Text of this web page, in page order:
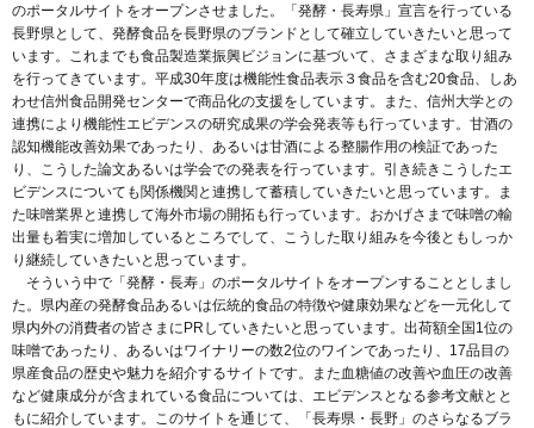
のポータルサイトをオープンさせました。「発酵・長寿県」宣言を行っている
長野県として、発酵食品を長野県のブランドとして確立していきたいと思って
います。これまでも食品製造業振興ビジョンに基づいて、さまざまな取り組み
を行ってきています。平成30年度は機能性食品表示３食品を含む20食品、しあ
わせ信州食品開発センターで商品化の支援をしています。また、信州大学との
連携により機能性エビデンスの研究成果の学会発表等も行っています。甘酒の
認知機能改善効果であったり、あるいは甘酒による整腸作用の検証であった
り、こうした論文あるいは学会での発表を行っています。引き続きこうしたエ
ビデンスについても関係機関と連携して蓄積していきたいと思っています。ま
た味噌業界と連携して海外市場の開拓も行っています。おかげさまで味噌の輸
出量も着実に増加しているところでして、こうした取り組みを今後ともしっか
り継続していきたいと思っています。
そういう中で「発酵・長寿」のポータルサイトをオープンすることとしまし
た。県内産の発酵食品あるいは伝統的食品の特徴や健康効果などを一元化して
県内外の消費者の皆さまにPRしていきたいと思っています。出荷額全国1位の
味噌であったり、あるいはワイナリーの数2位のワインであったり、17品目の
県産食品の歴史や魅力を紹介するサイトです。また血糖値の改善や血圧の改善
など健康成分が含まれている食品については、エビデンスとなる参考文献とと
もに紹介しています。このサイトを通じて、「長寿県・長野」のさらなるブラ